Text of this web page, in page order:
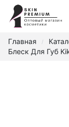
Главная /
Блеск Для Губ